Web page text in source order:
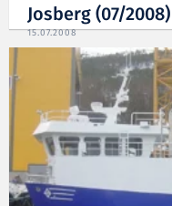
Josberg (07/2008)
15.07.2008